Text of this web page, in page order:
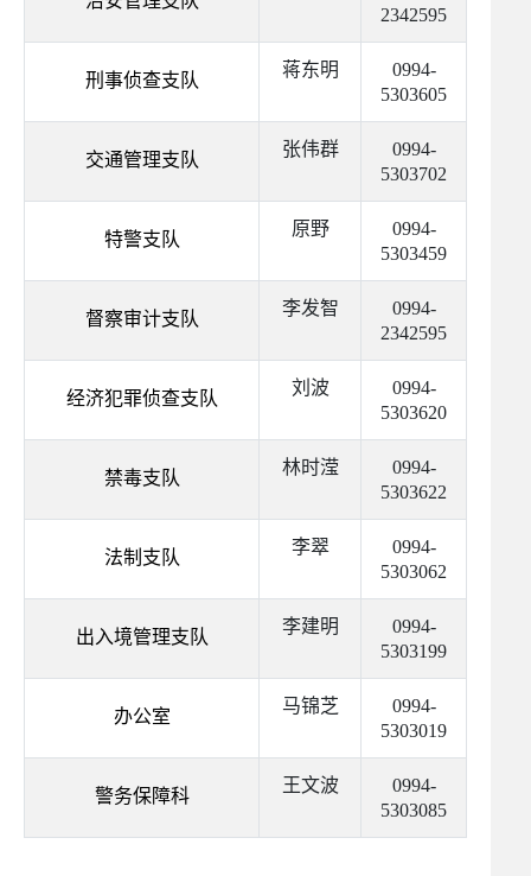
2342595
刑事侦查支队
蒋东明
0994-
5303605
交通管理支队
张伟群
0994-
5303702
特警支队
原野
0994-
5303459
督察审计支队
李发智
0994-
2342595
经济犯罪侦查支队
刘波
0994-
5303620
禁毒支队
林时滢
0994-
5303622
法制支队
李翠
0994-
5303062
出入境管理支队
李建明
0994-
5303199
办公室
马锦芝
0994-
5303019
警务保障科
王文波
0994-
5303085